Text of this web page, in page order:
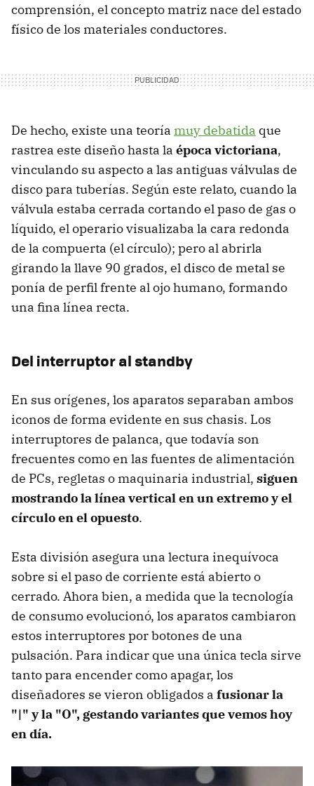
comprensión, el concepto matriz nace del estado
físico de los materiales conductores.
De hecho, existe una teoría muy debatida que
rastrea este diseño hasta la época victoriana,
vinculando su aspecto a las antiguas válvulas de
disco para tuberías. Según este relato, cuando la
válvula estaba cerrada cortando el paso de gas o
líquido, el operario visualizaba la cara redonda
de la compuerta (el círculo); pero al abrirla
girando la llave 90 grados, el disco de metal se
ponía de perfil frente al ojo humano, formando
una fina línea recta.
Del interruptor al standby
En sus orígenes, los aparatos separaban ambos
iconos de forma evidente en sus chasis. Los
interruptores de palanca, que todavía son
frecuentes como en las fuentes de alimentación
de PCs, regletas o maquinaria industrial, siguen
mostrando la línea vertical en un extremo y el
círculo en el opuesto.
Esta división asegura una lectura inequívoca
sobre si el paso de corriente está abierto o
cerrado. Ahora bien, a medida que la tecnología
de consumo evolucionó, los aparatos cambiaron
estos interruptores por botones de una
pulsación. Para indicar que una única tecla sirve
tanto para encender como apagar, los
diseñadores se vieron obligados a fusionar la
"|" y la "O", gestando variantes que vemos hoy
en día.